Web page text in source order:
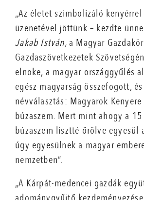
„Az életet szimbolizáló kenyérrel
üzenetével jöttünk – kezdte
Jakab István,a Magyar
Gazdaszövetkezetek
elnöke, a magyar országgyűlés
egész magyarság összefogott,
névválasztás: Magyarok
búzaszem. Mert mint ahogy a
búzaszem lisztté őrölve egyesül
úgy egyesülnek a magyar
nemzetben”.
„A Kárpát-medencei gazdák